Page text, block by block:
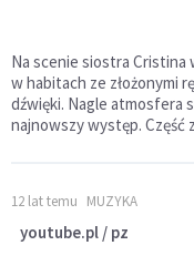
Na scenie siostra Cristina
w habitach ze złożonymi
dźwięki. Nagle atmosfera
najnowszy występ. Część
12 lat temu MUZYKA
youtube.pl / pz